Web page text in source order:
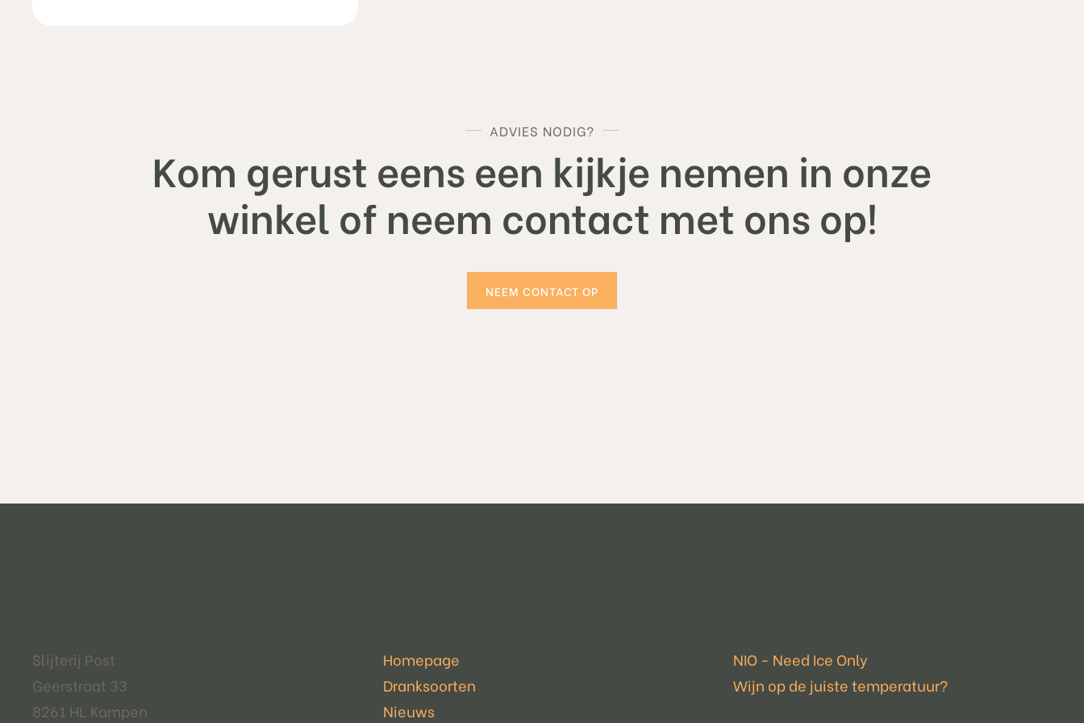
ADVIES NODIG?
Kom gerust eens een kijkje nemen in onze
winkel of neem contact met ons op!
NEEM CONTACT OP
Slijterij Post
Geerstraat 33
8261 HL Kampen
Homepage
Dranksoorten
Nieuws
NIO - Need Ice Only
Wijn op de juiste temperatuur?